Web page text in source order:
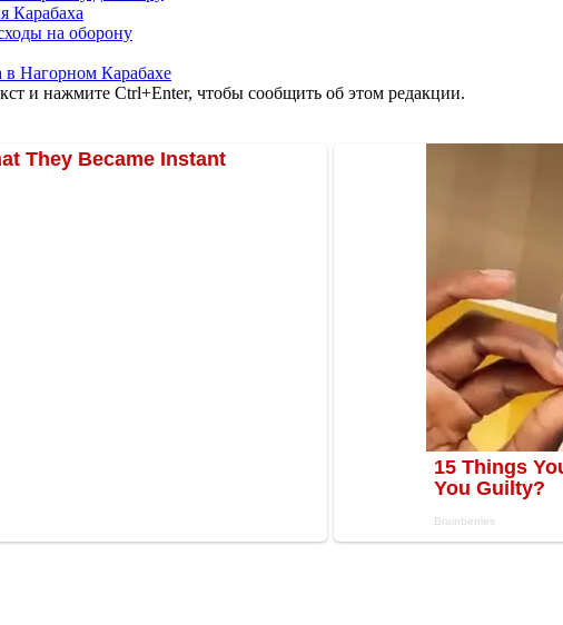
Карабаха
на оборону
в Нагорном Карабахе
и нажмите Ctrl+Enter, чтобы сообщить об этом редакции.